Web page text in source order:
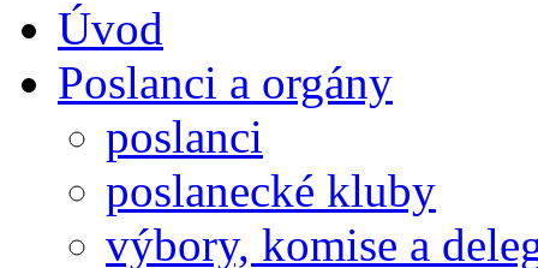
Úvod
Poslanci a orgány
poslanci
poslanecké kluby
výbory, komise a